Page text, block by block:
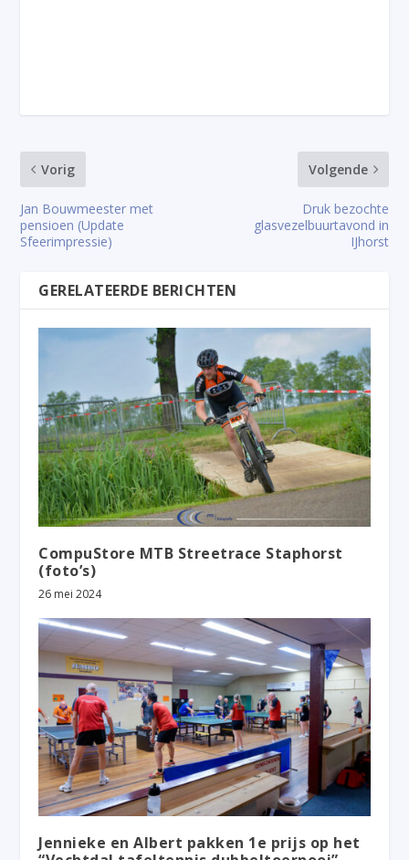
Vorig
Jan Bouwmeester met
pensioen (Update
Sfeerimpressie)
Volgende
Druk bezochte
glasvezelbuurtavond in
IJhorst
GERELATEERDE BERICHTEN
CompuStore MTB Streetrace Staphorst
(foto’s)
26 mei 2024
Jennieke en Albert pakken 1e prijs op het